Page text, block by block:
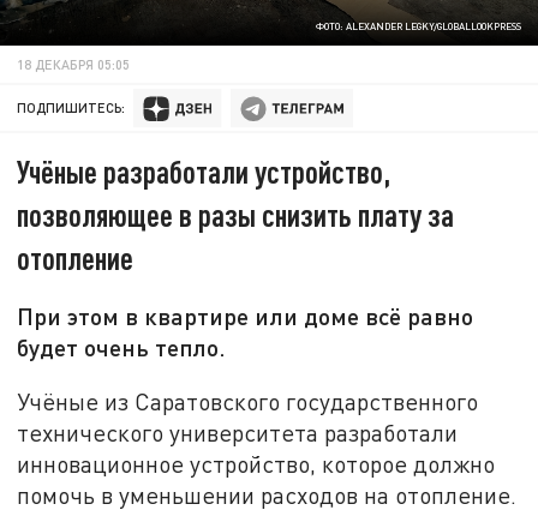
ФОТО: ALEXANDER LEGKY/GLOBALLOOKPRESS
18 ДЕКАБРЯ 05:05
ПОДПИШИТЕСЬ:
Учёные разработали устройство,
позволяющее в разы снизить плату за
отопление
При этом в квартире или доме всё равно
будет очень тепло.
Учёные из Саратовского государственного
технического университета разработали
инновационное устройство, которое должно
помочь в уменьшении расходов на отопление.